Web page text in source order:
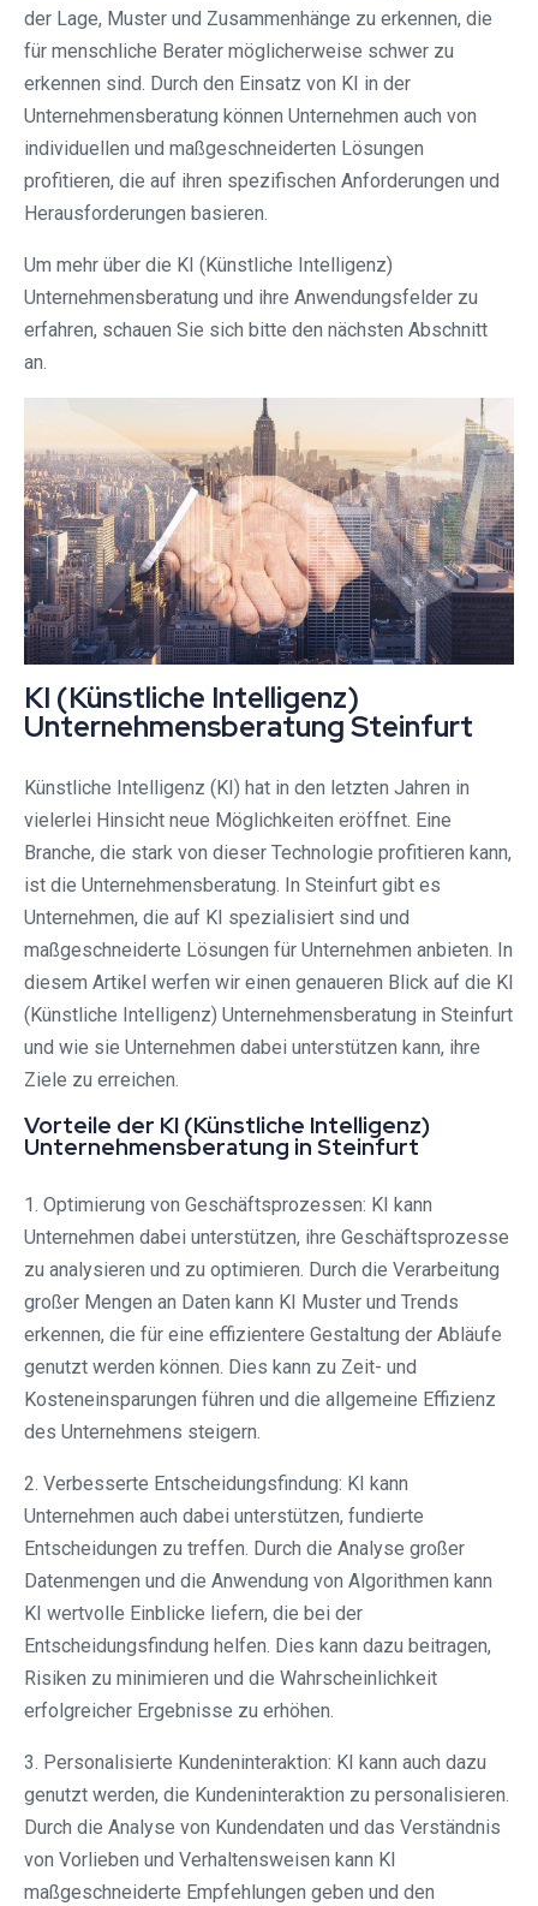
der Lage, Muster und Zusammenhänge zu erkennen, die
für menschliche Berater möglicherweise schwer zu
erkennen sind. Durch den Einsatz von KI in der
Unternehmensberatung können Unternehmen auch von
individuellen und maßgeschneiderten Lösungen
profitieren, die auf ihren spezifischen Anforderungen und
Herausforderungen basieren.
Um mehr über die KI (Künstliche Intelligenz)
Unternehmensberatung und ihre Anwendungsfelder zu
erfahren, schauen Sie sich bitte den nächsten Abschnitt
an.
KI (Künstliche Intelligenz)
Unternehmensberatung Steinfurt⁠
Künstliche Intelligenz (KI) hat in den letzten Jahren in
vielerlei Hinsicht neue Möglichkeiten eröffnet. Eine
Branche, die stark von dieser Technologie profitieren kann,
ist die Unternehmensberatung. In Steinfurt gibt es
Unternehmen, die auf KI spezialisiert sind und
maßgeschneiderte Lösungen für Unternehmen anbieten. In
diesem Artikel werfen wir einen genaueren Blick auf die KI
(Künstliche Intelligenz) Unternehmensberatung in Steinfurt
und wie sie Unternehmen dabei unterstützen kann, ihre
Ziele zu erreichen.
Vorteile der KI (Künstliche Intelligenz)
Unternehmensberatung in Steinfurt⁠
1. Optimierung von Geschäftsprozessen: KI kann
Unternehmen dabei unterstützen, ihre Geschäftsprozesse
zu analysieren und zu optimieren. Durch die Verarbeitung
großer Mengen an Daten kann KI Muster und Trends
erkennen, die für eine effizientere Gestaltung der Abläufe
genutzt werden können. Dies kann zu Zeit- und
Kosteneinsparungen führen und die allgemeine Effizienz
des Unternehmens steigern.
2. Verbesserte Entscheidungsfindung: KI kann
Unternehmen auch dabei unterstützen, fundierte
Entscheidungen zu treffen. Durch die Analyse großer
Datenmengen und die Anwendung von Algorithmen kann
KI wertvolle Einblicke liefern, die bei der
Entscheidungsfindung helfen. Dies kann dazu beitragen,
Risiken zu minimieren und die Wahrscheinlichkeit
erfolgreicher Ergebnisse zu erhöhen.
3. Personalisierte Kundeninteraktion: KI kann auch dazu
genutzt werden, die Kundeninteraktion zu personalisieren.
Durch die Analyse von Kundendaten und das Verständnis
von Vorlieben und Verhaltensweisen kann KI
maßgeschneiderte Empfehlungen geben und den